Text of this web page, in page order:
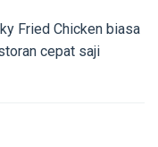
Fried Chicken biasa
cepat saji